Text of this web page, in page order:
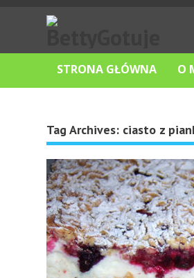
STRONA GŁÓWNA O
Tag Archives: ciasto z